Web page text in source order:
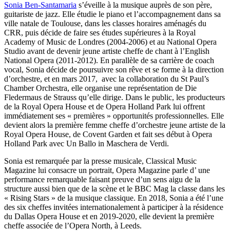
Sonia Ben-Santamaria s’éveille à la musique auprès de son père,
guitariste de jazz. Elle étudie le piano et l’accompagnement dans sa
ville natale de Toulouse, dans les classes horaires aménagés du
CRR, puis décide de faire ses études supérieures à la Royal
Academy of Music de Londres (2004-2006) et au National Opera
Studio avant de devenir jeune artiste cheffe de chant à l’English
National Opera (2011-2012). En parallèle de sa carrière de coach
vocal, Sonia décide de poursuivre son rêve et se forme à la direction
d’orchestre, et en mars 2017, avec la collaboration du St Paul’s
Chamber Orchestra, elle organise une représentation de Die
Fledermaus de Strauss qu’elle dirige. Dans le public, les producteurs
de la Royal Opera House et de Opera Holland Park lui offrent
immédiatement ses « premières » opportunités professionnelles. Elle
devient alors la première femme cheffe d’orchestre jeune artiste de la
Royal Opera House, de Covent Garden et fait ses début à Opera
Holland Park avec Un Ballo in Maschera de Verdi.
Sonia est remarquée par la presse musicale, Classical Music
Magazine lui consacre un portrait, Opera Magazine parle d’ une
performance remarquable faisant preuve d’un sens aigu de la
structure aussi bien que de la scène et le BBC Mag la classe dans les
« Rising Stars » de la musique classique. En 2018, Sonia a été l’une
des six cheffes invitées internationalement à participer à la résidence
du Dallas Opera House et en 2019-2020, elle devient la première
cheffe associée de l’Opera North, à Leeds.